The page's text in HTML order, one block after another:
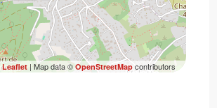
Leaflet| Map data ©OpenStreetMapcontributors